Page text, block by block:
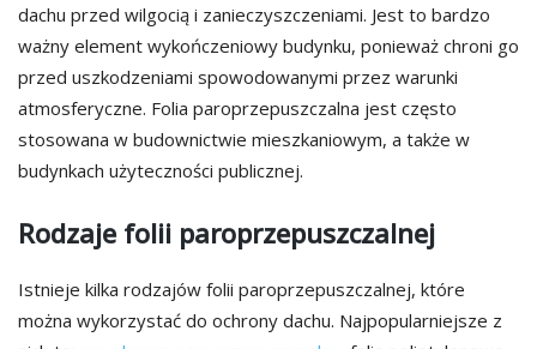
dachu przed wilgocią i zanieczyszczeniami. Jest to bardzo
ważny element wykończeniowy budynku, ponieważ chroni go
przed uszkodzeniami spowodowanymi przez warunki
atmosferyczne. Folia paroprzepuszczalna jest często
stosowana w budownictwie mieszkaniowym, a także w
budynkach użyteczności publicznej.
Rodzaje folii paroprzepuszczalnej
Istnieje kilka rodzajów folii paroprzepuszczalnej, które
można wykorzystać do ochrony dachu. Najpopularniejsze z